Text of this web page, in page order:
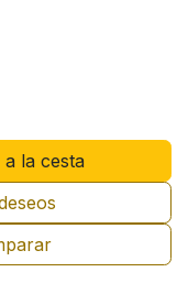
a la cesta